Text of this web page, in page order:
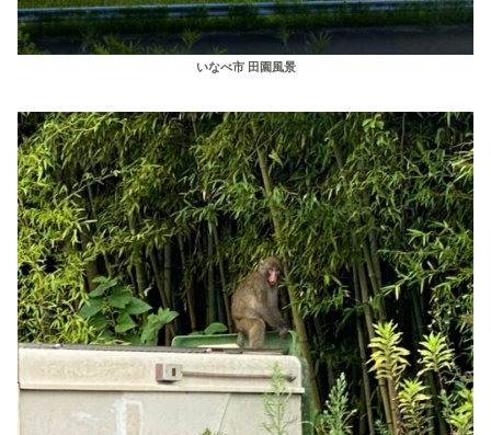
いなべ市 田園風景